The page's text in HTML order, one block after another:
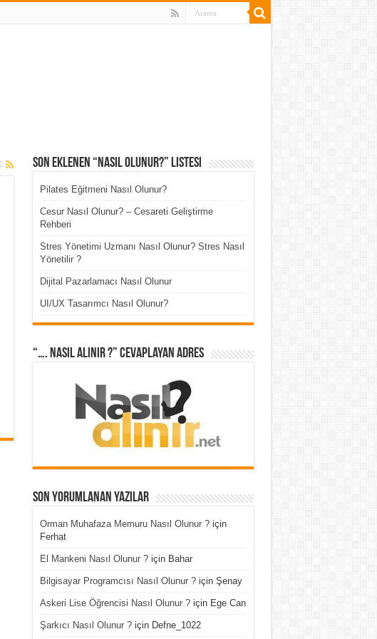
Son Eklenen “Nasıl Olunur?” Listesi
Pilates Eğitmeni Nasıl Olunur?
Cesur Nasıl Olunur? – Cesareti Geliştirme
Rehberi
Stres Yönetimi Uzmanı Nasıl Olunur? Stres Nasıl
Yönetilir ?
Dijital Pazarlamacı Nasıl Olunur
UI/UX Tasarımcı Nasıl Olunur?
“…. Nasıl Alınır ?” cevaplayan adres
Son Yorumlanan Yazılar
Orman Muhafaza Memuru Nasıl Olunur ?için
Ferhat
El Mankeni Nasıl Olunur ?için Bahar
Bilgisayar Programcısı Nasıl Olunur ?için Şenay
Askeri Lise Öğrencisi Nasıl Olunur ?için Ege Can
Şarkıcı Nasıl Olunur ?için Defne_1022